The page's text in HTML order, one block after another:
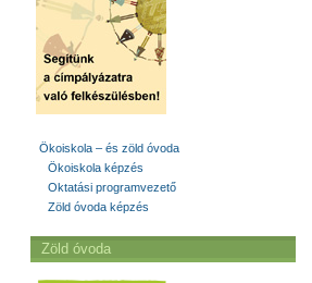
Ökoiskola – és zöld óvoda
Ökoiskola képzés
Oktatási programvezető
Zöld óvoda képzés
Zöld óvoda